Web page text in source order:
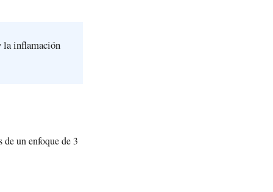
la inflamación
de un enfoque de 3